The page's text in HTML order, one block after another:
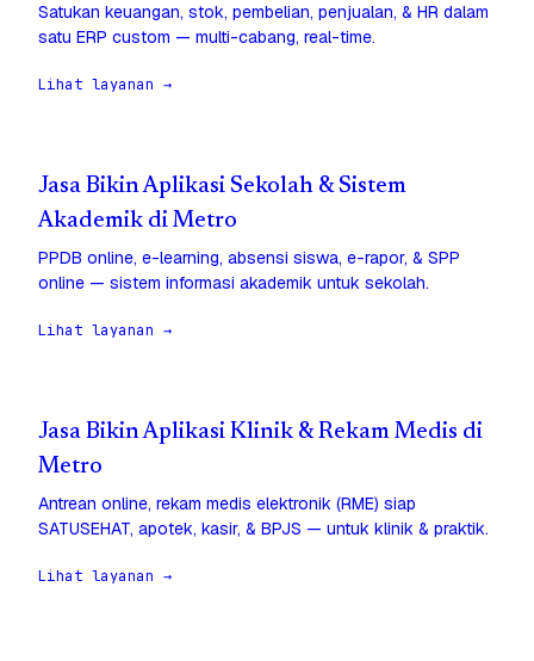
Satukan keuangan, stok, pembelian, penjualan, & HR dalam
satu ERP custom — multi-cabang, real-time.
Lihat layanan →
Jasa Bikin Aplikasi Sekolah & Sistem
Akademik di Metro
PPDB online, e-learning, absensi siswa, e-rapor, & SPP
online — sistem informasi akademik untuk sekolah.
Lihat layanan →
Jasa Bikin Aplikasi Klinik & Rekam Medis di
Metro
Antrean online, rekam medis elektronik (RME) siap
SATUSEHAT, apotek, kasir, & BPJS — untuk klinik & praktik.
Lihat layanan →